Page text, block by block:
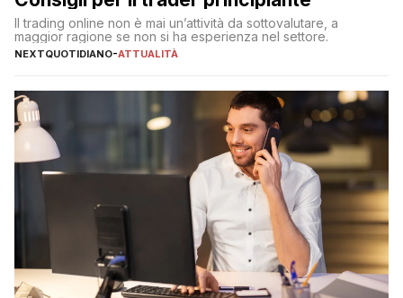
Il trading online non è mai un’attività da sottovalutare, a
maggior ragione se non si ha esperienza nel settore.
NEXTQUOTIDIANO-ATTUALITÀ